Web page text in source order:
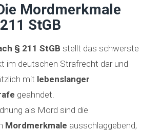
Mordmerkmale
StGB
§ 211 StGB stellt das schwerste
im deutschen Strafrecht dar und
mit lebenslanger
geahndet.
als Mord sind die
Mordmerkmale ausschlaggebend,